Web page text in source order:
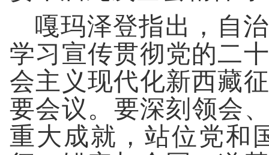
嘎玛泽登指出，自
学习宣传贯彻党的二
会主义现代化新西藏
要会议。要深刻领会
重大成就，站位党和